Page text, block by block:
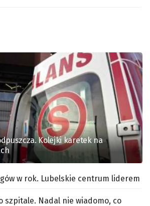
Kolejki karetek na
w rok. Lubelskie centrum liderem
szpitale. Nadal nie wiadomo, co